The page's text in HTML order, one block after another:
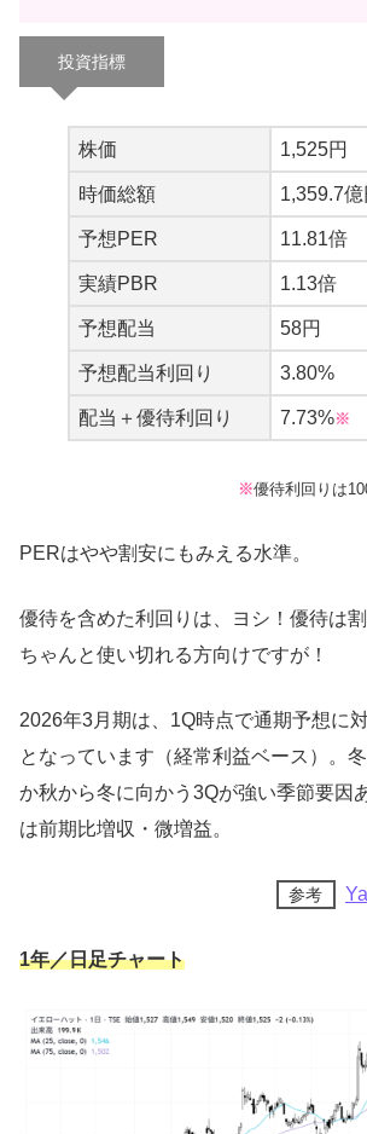
ウサギマン
(｀・ω・´)
ウサギマン
(´・ω・｀)
投資指標
株価 1,525円
時価総額 1,359.7億
予想PER 11.81倍
実績PBR 1.13倍
予想配当 58円
予想配当利回り 3.80%
配当＋優待利回り 7.73%※
※優待利回りは
PERはやや割安にもみえる水準。
優待を含めた利回りは、ヨシ！優待は割
ちゃんと使い切れる方向けですが！
2026年3月期は、1Q時点で通期予想に
となっています（経常利益ベース）。
か秋から冬に向かう3Qが強い季節要因
は前期比増収・微増益。
参考
1年／日足チャート